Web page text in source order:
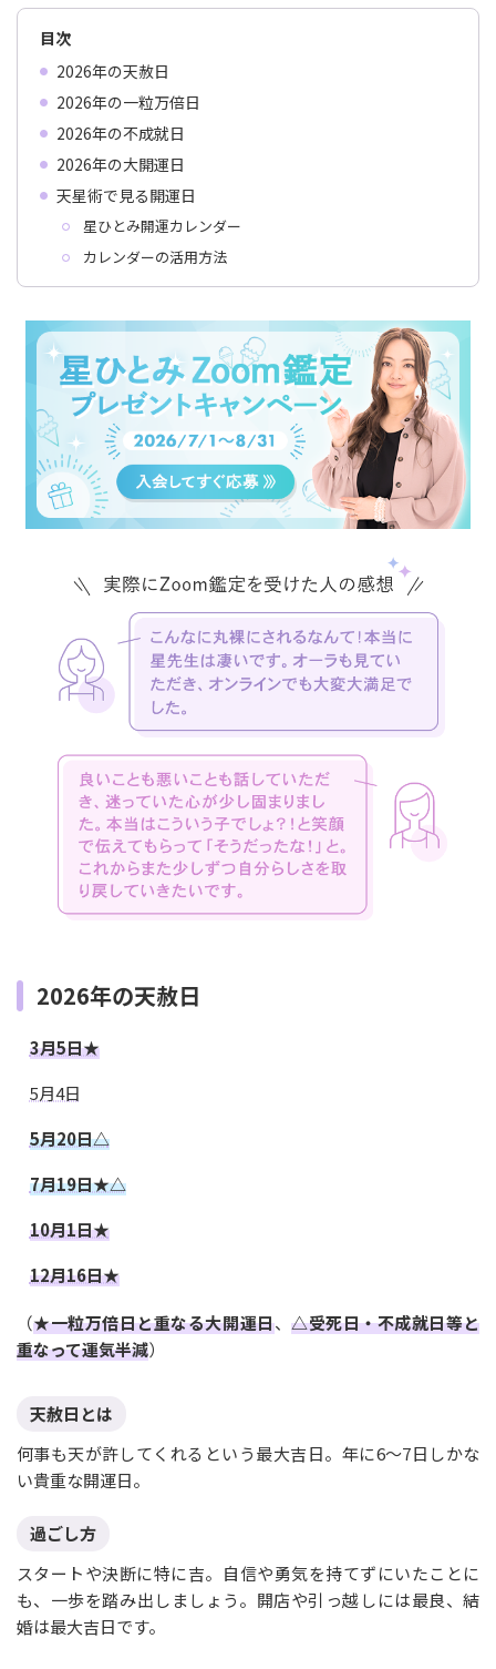
目次
2026年の天赦日
2026年の一粒万倍日
2026年の不成就日
2026年の大開運日
天星術で見る開運日
星ひとみ開運カレンダー
カレンダーの活用方法
2026年の天赦日
3月5日★
5月4日
5月20日△
7月19日★△
10月1日★
12月16日★
（★一粒万倍日と重なる大開運日、△受死日・不成就日等と
重なって運気半減）
天赦日とは
何事も天が許してくれるという最大吉日。年に6〜7日しかな
い貴重な開運日。
過ごし方
スタートや決断に特に吉。自信や勇気を持てずにいたことに
も、一歩を踏み出しましょう。開店や引っ越しには最良、結
婚は最大吉日です。